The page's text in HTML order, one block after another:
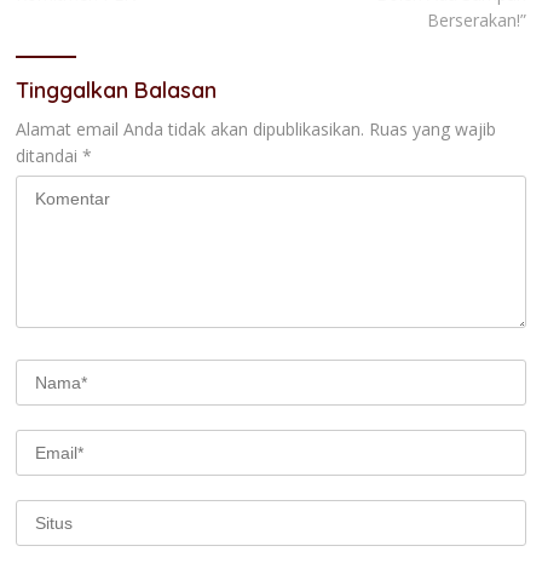
Berserakan!”
Tinggalkan Balasan
Alamat email Anda tidak akan dipublikasikan. Ruas yang wajib
ditandai *